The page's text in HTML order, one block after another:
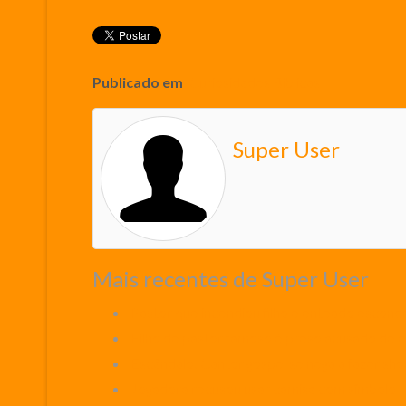
Publicado em
Super User
Mais recentes de Super User